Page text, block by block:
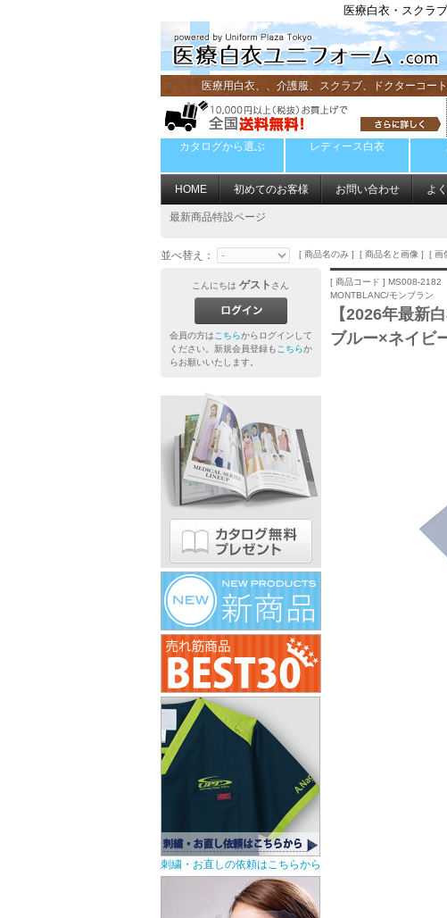
医療白衣・スクラ
医療用白衣、、介護服、スクラブ、ドクターコー
カタログから選ぶ レディース白衣
HOME 初めてのお客様 お問い合わせ よ
最新商品特設ページ
並べ替え： [ 商品名のみ ] [ 商品名と画像 ] [ 画
[ 商品コード ] MS008-2182
MONTBLANC/モンブラン
【2026年最新
ブルー×ネイビ
こんにちは ゲスト さん
会員の方はこちらからログインして
ください。新規会員登録もこちらか
らお願いいたします。
刺繍・お直しの依頼はこちらから